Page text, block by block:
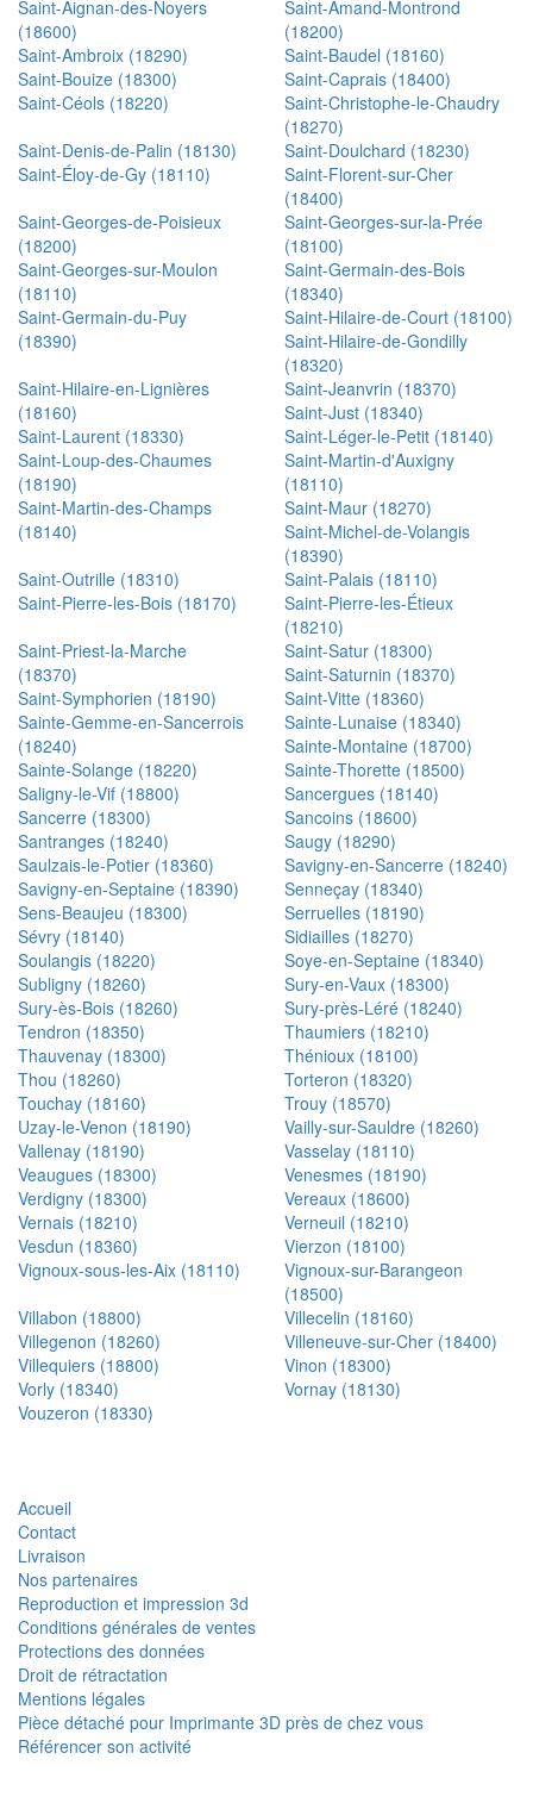
Saint-Aignan-des-Noyers
(18600)
Saint-Amand-Montrond
(18200)
Saint-Ambroix (18290)
Saint-Baudel (18160)
Saint-Bouize (18300)
Saint-Caprais (18400)
Saint-Céols (18220)
Saint-Christophe-le-Chaudry
(18270)
Saint-Denis-de-Palin (18130)
Saint-Doulchard (18230)
Saint-Éloy-de-Gy (18110)
Saint-Florent-sur-Cher
(18400)
Saint-Georges-de-Poisieux
(18200)
Saint-Georges-sur-la-Prée
(18100)
Saint-Georges-sur-Moulon
(18110)
Saint-Germain-des-Bois
(18340)
Saint-Germain-du-Puy
(18390)
Saint-Hilaire-de-Court (18100)
Saint-Hilaire-de-Gondilly
(18320)
Saint-Hilaire-en-Lignières
(18160)
Saint-Jeanvrin (18370)
Saint-Just (18340)
Saint-Laurent (18330)
Saint-Léger-le-Petit (18140)
Saint-Loup-des-Chaumes
(18190)
Saint-Martin-d'Auxigny
(18110)
Saint-Martin-des-Champs
(18140)
Saint-Maur (18270)
Saint-Michel-de-Volangis
(18390)
Saint-Outrille (18310)
Saint-Palais (18110)
Saint-Pierre-les-Bois (18170)
Saint-Pierre-les-Étieux
(18210)
Saint-Priest-la-Marche
(18370)
Saint-Satur (18300)
Saint-Saturnin (18370)
Saint-Symphorien (18190)
Saint-Vitte (18360)
Sainte-Gemme-en-Sancerrois
(18240)
Sainte-Lunaise (18340)
Sainte-Montaine (18700)
Sainte-Solange (18220)
Sainte-Thorette (18500)
Saligny-le-Vif (18800)
Sancergues (18140)
Sancerre (18300)
Sancoins (18600)
Santranges (18240)
Saugy (18290)
Saulzais-le-Potier (18360)
Savigny-en-Sancerre (18240)
Savigny-en-Septaine (18390)
Senneçay (18340)
Sens-Beaujeu (18300)
Serruelles (18190)
Sévry (18140)
Sidiailles (18270)
Soulangis (18220)
Soye-en-Septaine (18340)
Subligny (18260)
Sury-en-Vaux (18300)
Sury-ès-Bois (18260)
Sury-près-Léré (18240)
Tendron (18350)
Thaumiers (18210)
Thauvenay (18300)
Thénioux (18100)
Thou (18260)
Torteron (18320)
Touchay (18160)
Trouy (18570)
Uzay-le-Venon (18190)
Vailly-sur-Sauldre (18260)
Vallenay (18190)
Vasselay (18110)
Veaugues (18300)
Venesmes (18190)
Verdigny (18300)
Vereaux (18600)
Vernais (18210)
Verneuil (18210)
Vesdun (18360)
Vierzon (18100)
Vignoux-sous-les-Aix (18110)
Vignoux-sur-Barangeon
(18500)
Villabon (18800)
Villecelin (18160)
Villegenon (18260)
Villeneuve-sur-Cher (18400)
Villequiers (18800)
Vinon (18300)
Vorly (18340)
Vornay (18130)
Vouzeron (18330)
Accueil
Contact
Livraison
Nos partenaires
Reproduction et impression 3d
Conditions générales de ventes
Protections des données
Droit de rétractation
Mentions légales
Pièce détaché pour Imprimante 3D près de chez vous
Référencer son activité